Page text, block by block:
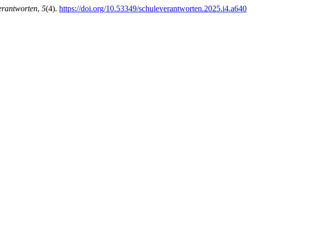
, 5(4). https://doi.org/10.53349/schuleverantworten.2025.i4.a640